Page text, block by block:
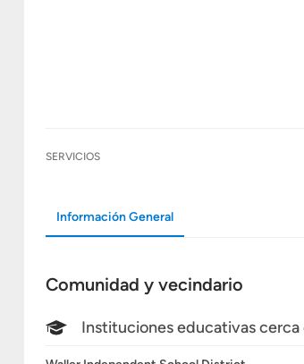
SERVICIOS
Información General
Comunidad y vecindario
Instituciones educativas cerca